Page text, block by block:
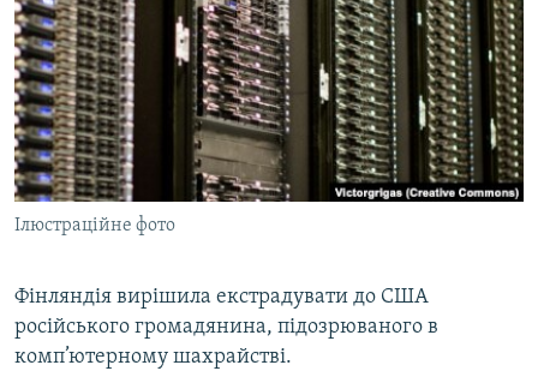
СПЕЦПРОЕКТИ
ДЕПОРТАЦІЯ
ВІДЕОУРОКИ «ELIFBE»
СВІДЧЕННЯ ОКУПАЦІЇ
УКРАЇНСЬКА ПРОБЛЕМА КРИМУ
ІНФОГРАФІКА
ЯК ОБІЙТИ БЛОКУВАННЯ
Русский
Qırımtatar
ДОЛУЧАЙСЯ!
Усі сайти RFE/RL
Ілюстраційне фото
Фінляндія вирішила екстрадувати до США
російського громадянина, підозрюваного в
комп’ютерному шахрайстві.